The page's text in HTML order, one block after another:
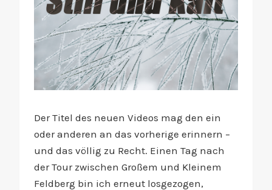
Der Titel des neuen Videos mag den ein
oder anderen an das vorherige erinnern –
und das völlig zu Recht. Einen Tag nach
der Tour zwischen Großem und Kleinem
Feldberg bin ich erneut losgezogen,